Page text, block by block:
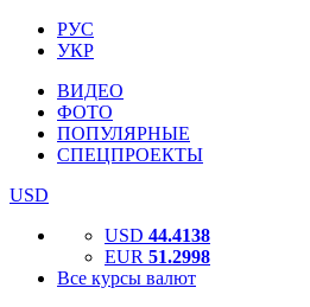
РУС
УКР
ВИДЕО
ФОТО
ПОПУЛЯРНЫЕ
СПЕЦПРОЕКТЫ
USD
USD 44.4138
EUR 51.2998
Все курсы валют